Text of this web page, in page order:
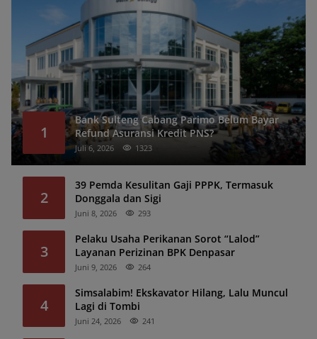
1
Bank Sulteng Cabang Parimo Belum Bayar
Refund Asuransi Kredit PNS?
Juli 6, 2026 1323
2
39 Pemda Kesulitan Gaji PPPK, Termasuk
Donggala dan Sigi
Juni 8, 2026 293
3
Pelaku Usaha Perikanan Sorot “Lalod”
Layanan Perizinan BPK Denpasar
Juni 9, 2026 264
4
Simsalabim! Ekskavator Hilang, Lalu Muncul
Lagi di Tombi
Juni 24, 2026 241